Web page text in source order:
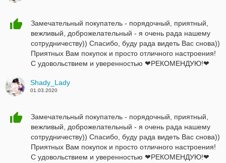
Замечательный покупатель - порядочный, приятный,
вежливый, доброжелательный - я очень рада нашему
сотрудничеству)) Спасибо, буду рада видеть Вас снова))
Приятных Вам покупок и просто отличного настроения!
С удовольствием и уверенностью ❤РЕКОМЕНДУЮ!❤
Shady_Lady
01.03.2020
Замечательный покупатель - порядочный, приятный,
вежливый, доброжелательный - я очень рада нашему
сотрудничеству)) Спасибо, буду рада видеть Вас снова))
Приятных Вам покупок и просто отличного настроения!
С удовольствием и уверенностью ❤РЕКОМЕНДУЮ!❤